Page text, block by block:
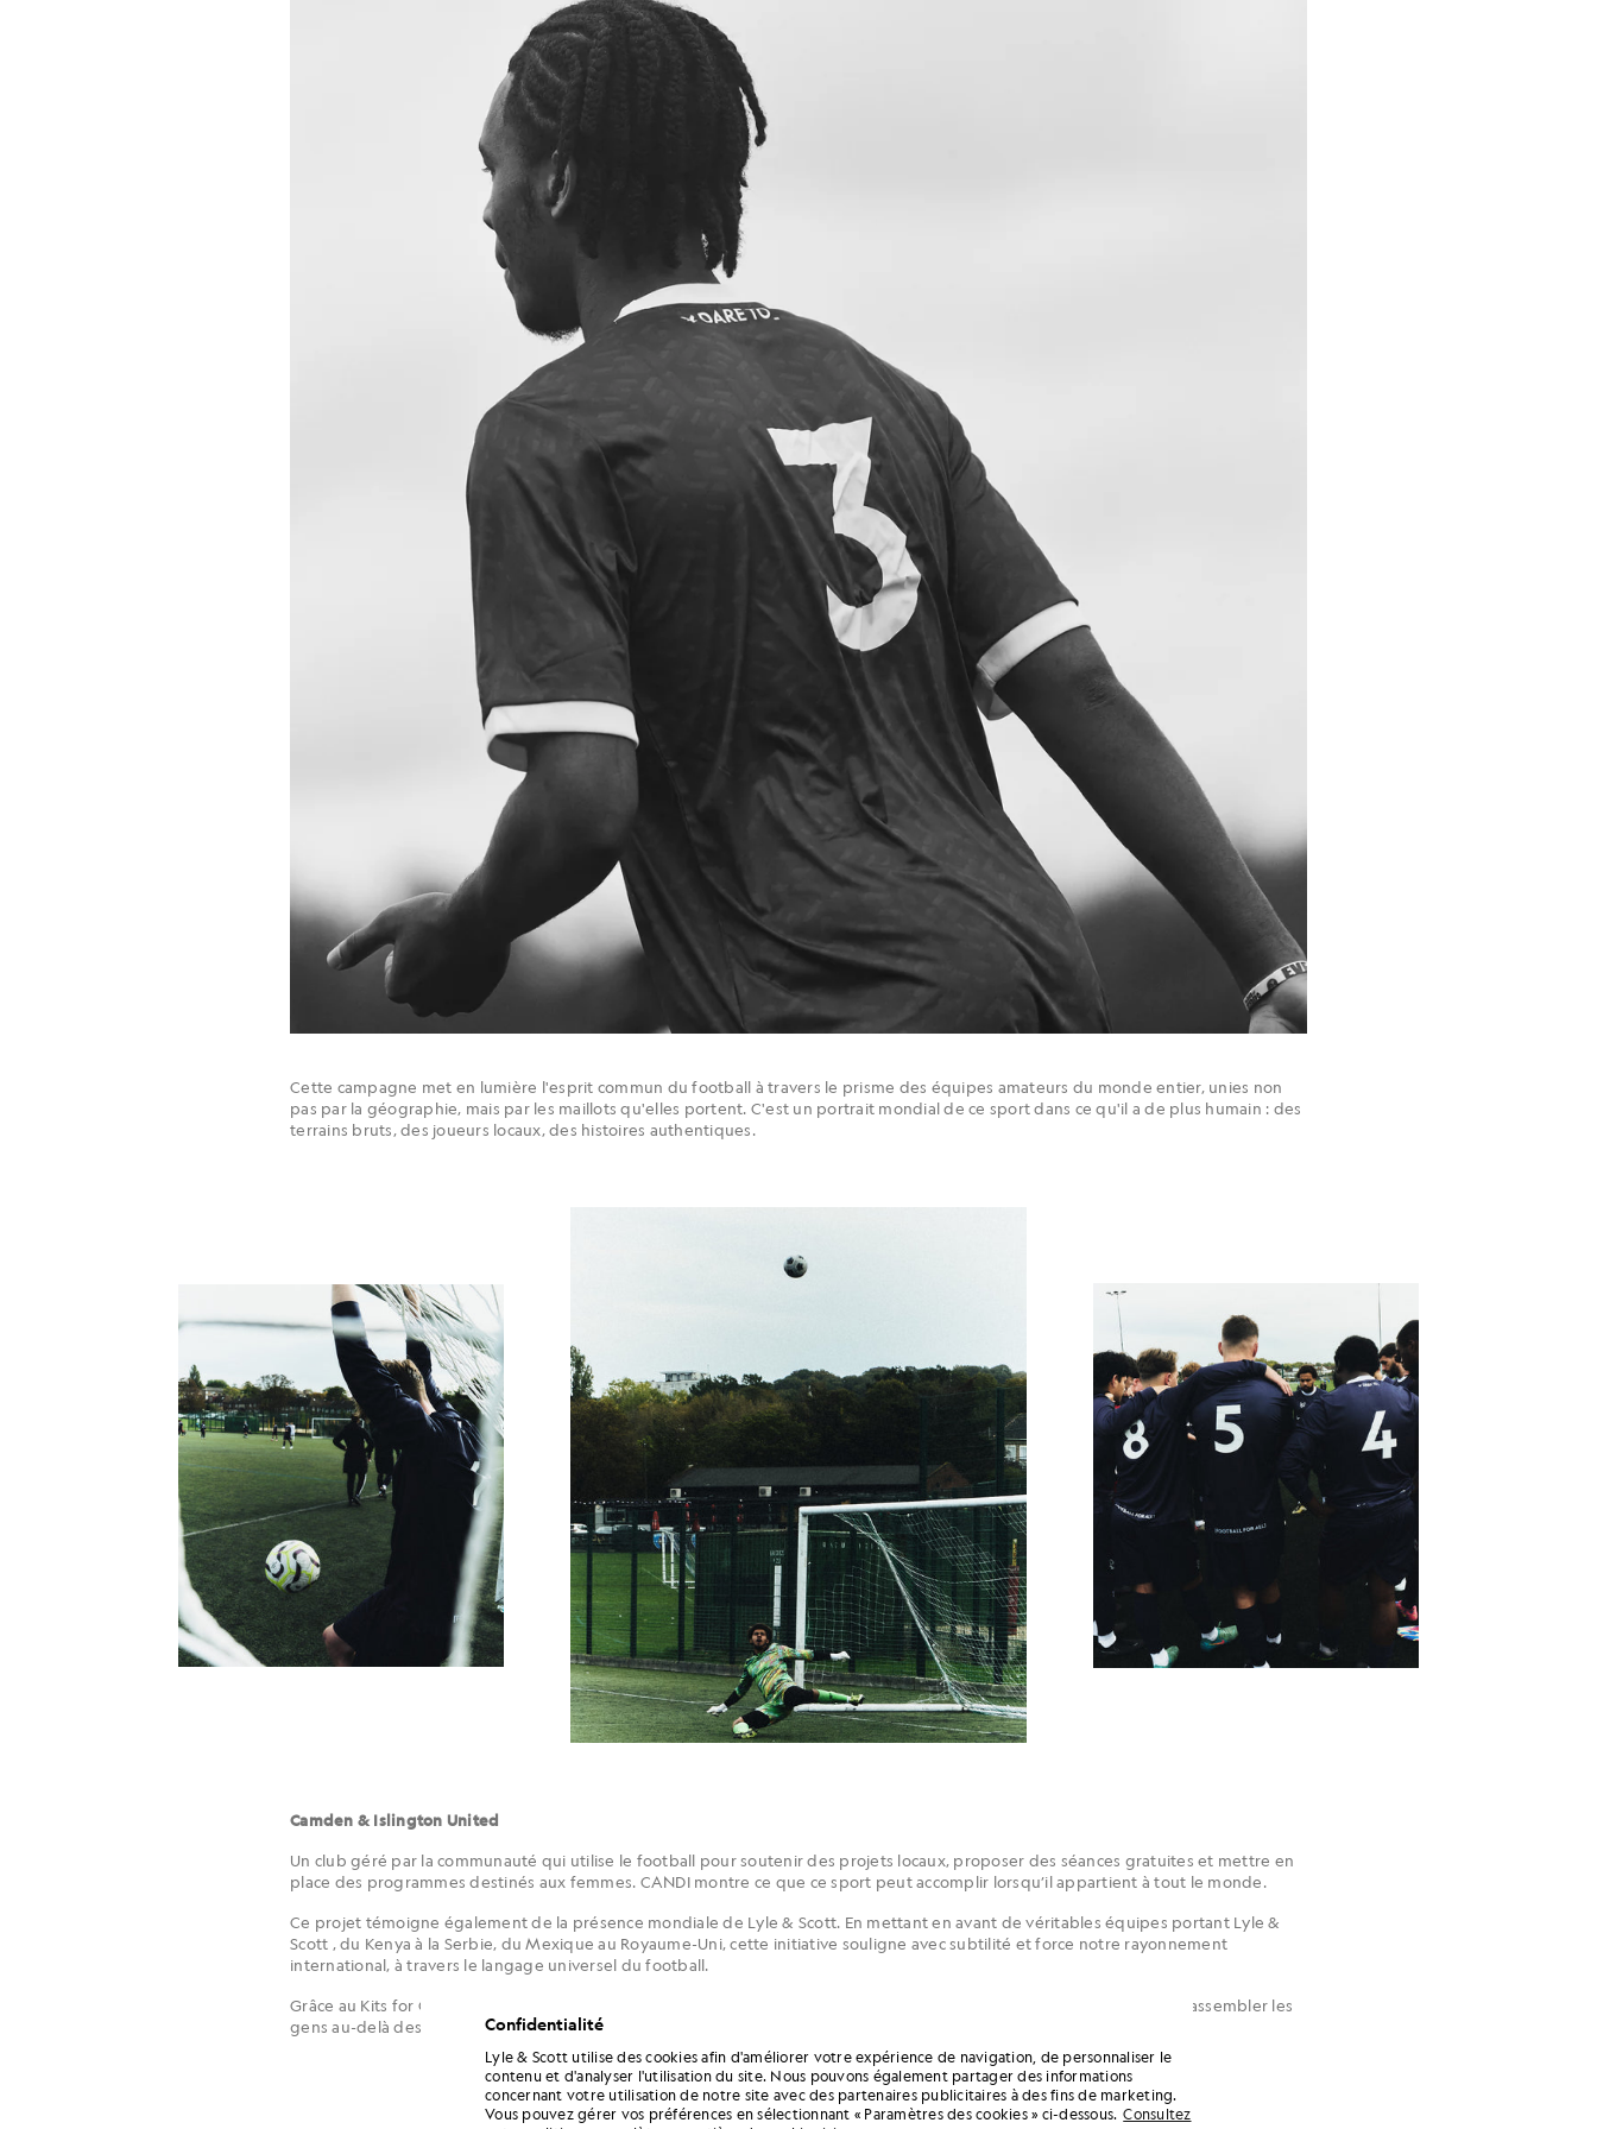
Cette campagne met en lumière l'esprit commun du football à travers le prisme des équipes amateurs du monde entier, unies non
pas par la géographie, mais par les maillots qu'elles portent. C'est un portrait mondial de ce sport dans ce qu'il a de plus humain : des
terrains bruts, des joueurs locaux, des histoires authentiques.
Camden & Islington United
Un club géré par la communauté qui utilise le football pour soutenir des projets locaux, proposer des séances gratuites et mettre en
place des programmes destinés aux femmes. CANDI montre ce que ce sport peut accomplir lorsqu’il appartient à tout le monde.
Ce projet témoigne également de la présence mondiale de Lyle & Scott. En mettant en avant de véritables équipes portant Lyle &
Scott , du Kenya à la Serbie, du Mexique au Royaume-Uni, cette initiative souligne avec subtilité et force notre rayonnement
international, à travers le langage universel du football.
Grâce au Kits for Clubs », nous allons mettre en place une série numérique qui mettra en avant le pouvoir du sport de rassembler les
gens au-delà des frontières. Les décors changent. La passion, elle, reste la même.
2 saisons terminées
Confidentialité
Lyle & Scott utilise des cookies afin d'améliorer votre expérience de navigation, de personnaliser le
contenu et d'analyser l'utilisation du site. Nous pouvons également partager des informations
concernant votre utilisation de notre site avec des partenaires publicitaires à des fins de marketing.
Vous pouvez gérer vos préférences en sélectionnant « Paramètres des cookies » ci-dessous. Consultez